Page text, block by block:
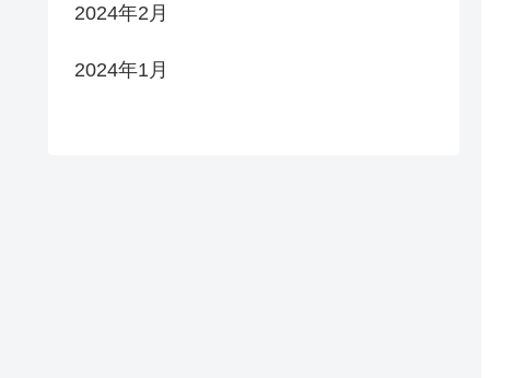
2024年2月
2024年1月